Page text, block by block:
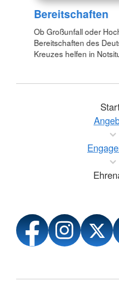
Bereitschaften
Ob Großunfall oder
Bereitschaften des
Kreuzes helfen in